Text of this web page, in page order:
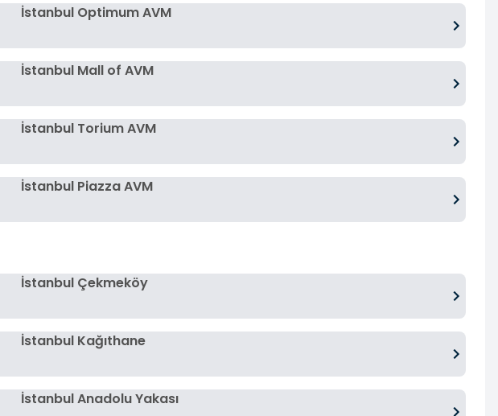
İstanbul Optimum AVM
İstanbul Mall of AVM
İstanbul Torium AVM
İstanbul Piazza AVM
İstanbul Çekmeköy
İstanbul Kağıthane
İstanbul Anadolu Yakası